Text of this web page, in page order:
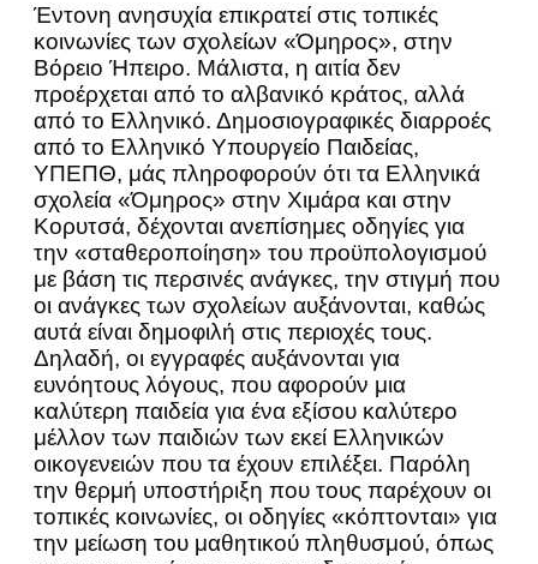
Έντονη ανησυχία επικρατεί στις τοπικές
κοινωνίες των σχολείων «Όμηρος», στην
Βόρειο Ήπειρο. Μάλιστα, η αιτία δεν
προέρχεται από το αλβανικό κράτος, αλλά
από το Ελληνικό. Δημοσιογραφικές διαρροές
από το Ελληνικό Υπουργείο Παιδείας,
ΥΠΕΠΘ, μάς πληροφορούν ότι τα Ελληνικά
σχολεία «Όμηρος» στην Χιμάρα και στην
Κορυτσά, δέχονται ανεπίσημες οδηγίες για
την «σταθεροποίηση» του προϋπολογισμού
με βάση τις περσινές ανάγκες, την στιγμή που
οι ανάγκες των σχολείων αυξάνονται, καθώς
αυτά είναι δημοφιλή στις περιοχές τους.
Δηλαδή, οι εγγραφές αυξάνονται για
ευνόητους λόγους, που αφορούν μια
καλύτερη παιδεία για ένα εξίσου καλύτερο
μέλλον των παιδιών των εκεί Ελληνικών
οικογενειών που τα έχουν επιλέξει. Παρόλη
την θερμή υποστήριξη που τους παρέχουν οι
τοπικές κοινωνίες, οι οδηγίες «κόπτονται» για
την μείωση του μαθητικού πληθυσμού, όπως